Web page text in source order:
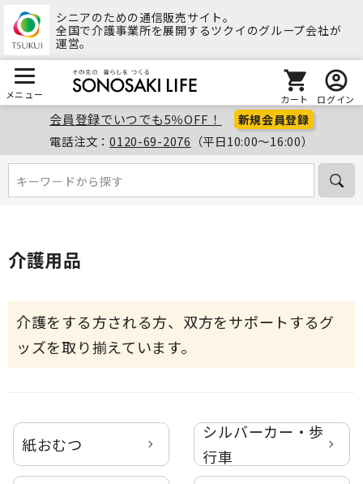
シニアのための通信販売サイト。
全国で介護事業所を展開するツクイのグループ会社が
運営。
メニュー カート ログイン
会員登録でいつでも5％OFF！ 新規会員登録
電話注文：0120-69-2076 （平日10:00～16:00）
キーワードから探す
キーワードから探す
介護用品
介護をする方される方、双方をサポートするグ
ッズを取り揃えています。
紙おむつ
シルバーカー・歩
行車